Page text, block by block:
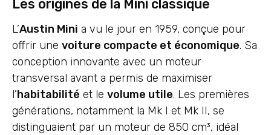
Les origines de la Mini classique
L’Austin Mini a vu le jour en 1959, conçue pour
offrir une voiture compacte et économique. Sa
conception innovante avec un moteur
transversal avant a permis de maximiser
l’habitabilité et le volume utile. Les premières
générations, notamment la Mk I et Mk II, se
distinguaient par un moteur de 850 cm³, idéal